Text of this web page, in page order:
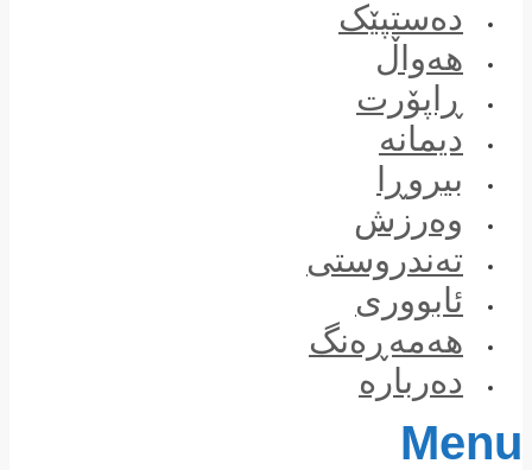
دەستپێک
هەواڵ
ڕاپۆرت
دیمانە
بیروڕا
وەرزش
تەندروستی
ئابووری
هەمەڕەنگ
دەربارە
Menu